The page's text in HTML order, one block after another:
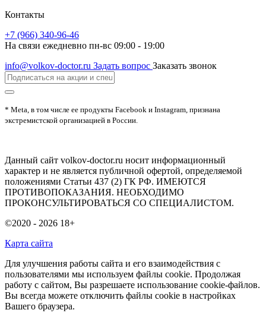
Контакты
+7 (966) 340-96-46
На связи ежедневно пн-вс 09:00 - 19:00
info@volkov-doctor.ru Задать вопрос Заказать звонок
* Meta, в том числе ее продукты Facebook и Instagram, признана
экстремистской организацией в России.
Данный сайт volkov-doctor.ru носит информационный
характер и не является публичной офертой, определяемой
положениями Статьи 437 (2) ГК РФ. ИМЕЮТСЯ
ПРОТИВОПОКАЗАНИЯ. НЕОБХОДИМО
ПРОКОНСУЛЬТИРОВАТЬСЯ СО СПЕЦИАЛИСТОМ.
©2020 - 2026 18+
Карта сайта
Для улучшения работы сайта и его взаимодействия с
пользователями мы используем файлы cookie. Продолжая
работу с сайтом, Вы разрешаете использование cookie-файлов.
Вы всегда можете отключить файлы cookie в настройках
Вашего браузера.